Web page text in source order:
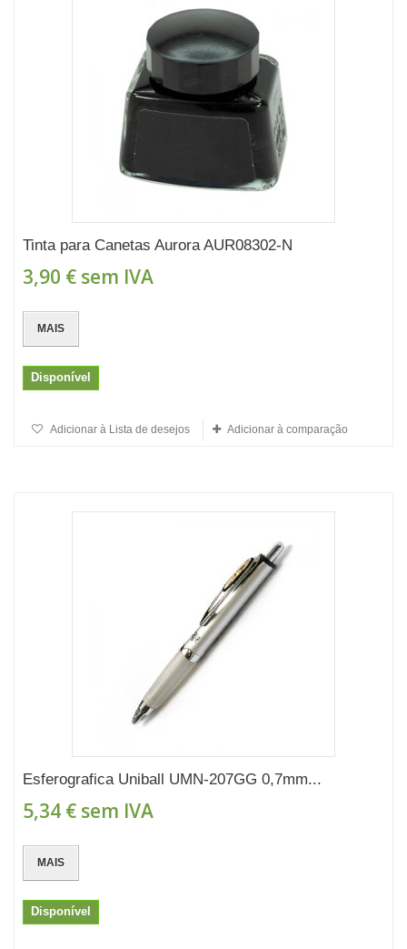
Tinta para Canetas Aurora AUR08302-N
3,90 € sem IVA
MAIS
Disponível
Adicionar à Lista de desejos Adicionar à comparação
Esferografica Uniball UMN-207GG 0,7mm...
5,34 € sem IVA
MAIS
Disponível